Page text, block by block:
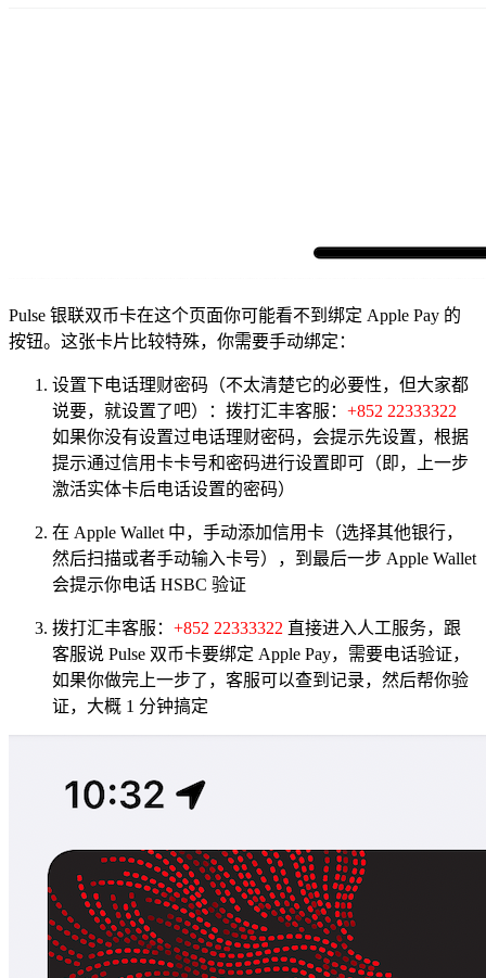
Pulse 银联双币卡在这个页面你可能看不到绑定 Apple Pay 的
按钮。这张卡片比较特殊，你需要手动绑定：
设置下电话理财密码（不太清楚它的必要性，但大家都
说要，就设置了吧）：拨打汇丰客服： +852 22333322
如果你没有设置过电话理财密码，会提示先设置，根据
提示通过信用卡卡号和密码进行设置即可（即，上一步
激活实体卡后电话设置的密码）
在 Apple Wallet 中，手动添加信用卡（选择其他银行，
然后扫描或者手动输入卡号），到最后一步 Apple Wallet
会提示你电话 HSBC 验证
拨打汇丰客服： +852 22333322 直接进入人工服务，跟
客服说 Pulse 双币卡要绑定 Apple Pay，需要电话验证，
如果你做完上一步了，客服可以查到记录，然后帮你验
证，大概 1 分钟搞定